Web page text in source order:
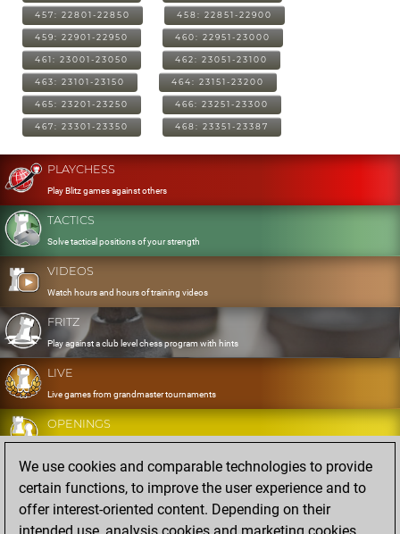
457: 22801-22850 458: 22851-22900
459: 22901-22950 460: 22951-23000
461: 23001-23050 462: 23051-23100
463: 23101-23150 464: 23151-23200
465: 23201-23250 466: 23251-23300
467: 23301-23350 468: 23351-23387
PLAYCHESS
Play Blitz games against others
TACTICS
Solve tactical positions of your strength
VIDEOS
Watch hours and hours of training videos
FRITZ
Play against a club level chess program with hints
LIVE
Live games from grandmaster tournaments
OPENINGS
Develop and exercise your openings
DATABASE
Eight million strong games
MYGAMES
We use cookies and comparable technologies to provide
certain functions, to improve the user experience and to
offer interest-oriented content. Depending on their